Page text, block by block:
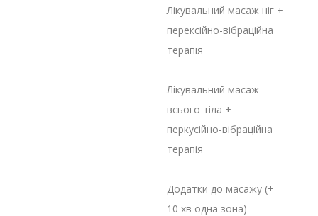
Лікувальний масаж ніг +
перексійно-вібраційна
терапія
Лікувальний масаж
всього тіла +
перкусійно-вібраційна
терапія
Додатки до масажу (+
10 хв одна зона)